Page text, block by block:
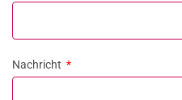
Nachricht